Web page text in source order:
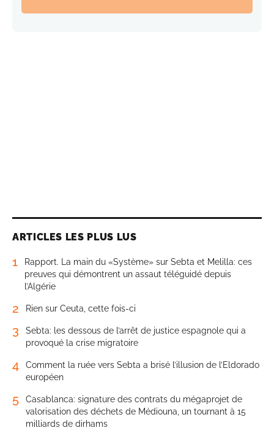
ARTICLES LES PLUS LUS
1
Rapport. La main du «Système» sur Sebta et Melilla: ces
preuves qui démontrent un assaut téléguidé depuis
l’Algérie
2 Rien sur Ceuta, cette fois-ci
3
Sebta: les dessous de l’arrêt de justice espagnole qui a
provoqué la crise migratoire
4
Comment la ruée vers Sebta a brisé l’illusion de l’Eldorado
européen
5
Casablanca: signature des contrats du mégaprojet de
valorisation des déchets de Médiouna, un tournant à 15
milliards de dirhams